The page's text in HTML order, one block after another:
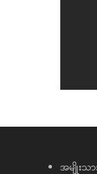
အမျိုးသ